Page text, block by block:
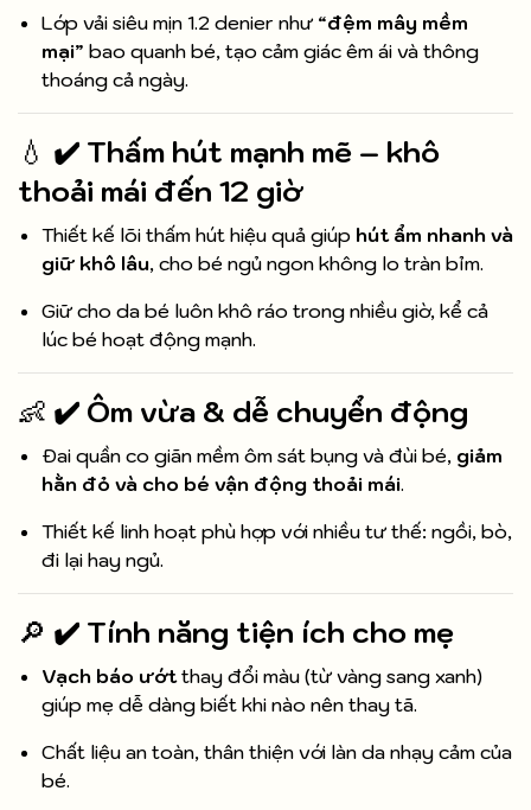
Lớp vải siêu mịn 1.2 denier như “đệm mây mềm
mại” bao quanh bé, tạo cảm giác êm ái và thông
thoáng cả ngày.
💧 ✔️ Thấm hút mạnh mẽ – khô
thoải mái đến 12 giờ
Thiết kế lõi thấm hút hiệu quả giúp hút ẩm nhanh và
giữ khô lâu, cho bé ngủ ngon không lo tràn bỉm.
Giữ cho da bé luôn khô ráo trong nhiều giờ, kể cả
lúc bé hoạt động mạnh.
👶 ✔️ Ôm vừa & dễ chuyển động
Đai quần co giãn mềm ôm sát bụng và đùi bé, giảm
hằn đỏ và cho bé vận động thoải mái.
Thiết kế linh hoạt phù hợp với nhiều tư thế: ngồi, bò,
đi lại hay ngủ.
🔎 ✔️ Tính năng tiện ích cho mẹ
Vạch báo ướtthay đổi màu (từ vàng sang xanh)
giúp mẹ dễ dàng biết khi nào nên thay tã.
Chất liệu an toàn, thân thiện với làn da nhạy cảm của
bé.